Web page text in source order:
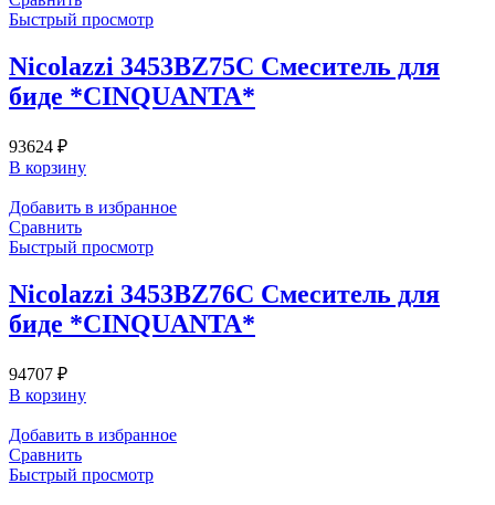
Быстрый просмотр
Nicolazzi 3453BZ75C Смеситель для
биде *CINQUANTA*
93624 ₽
В корзину
Добавить в избранное
Сравнить
Быстрый просмотр
Nicolazzi 3453BZ76C Смеситель для
биде *CINQUANTA*
94707 ₽
В корзину
Добавить в избранное
Сравнить
Быстрый просмотр